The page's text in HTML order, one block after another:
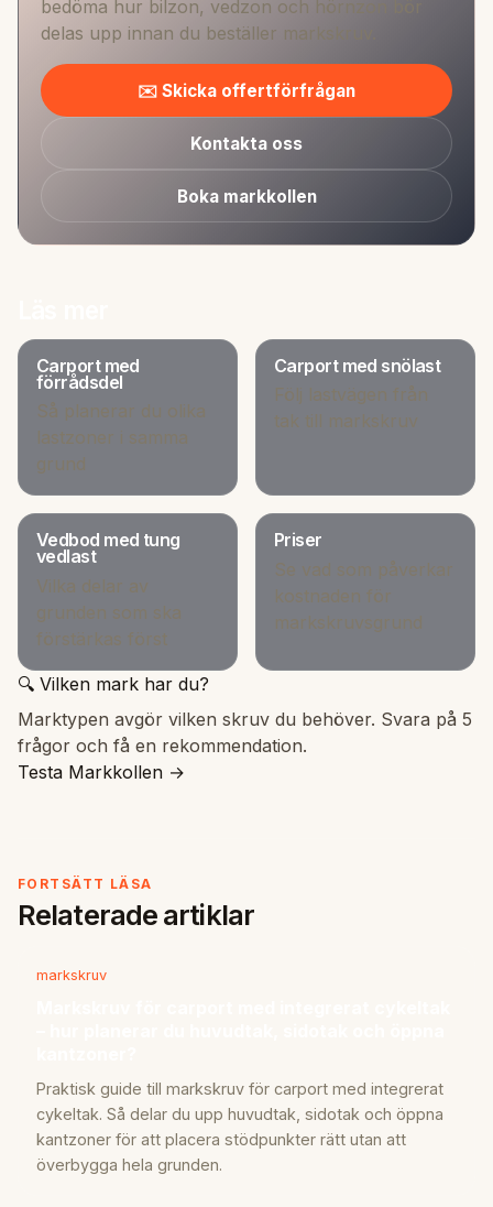
bedöma hur bilzon, vedzon och hörnzon bör
delas upp innan du beställer markskruv.
✉️ Skicka offertförfrågan
Kontakta oss
Boka markkollen
Carport med
förrådsdel
Så planerar du olika
lastzoner i samma
grund
Carport med snölast
Följ lastvägen från
tak till markskruv
Vedbod med tung
vedlast
Vilka delar av
grunden som ska
förstärkas först
Priser
Se vad som påverkar
kostnaden för
markskruvsgrund
🔍 Vilken mark har du?
Marktypen avgör vilken skruv du behöver. Svara på 5
frågor och få en rekommendation.
Testa Markkollen →
FORTSÄTT LÄSA
Relaterade artiklar
markskruv
Praktisk guide till markskruv för carport med integrerat
cykeltak. Så delar du upp huvudtak, sidotak och öppna
kantzoner för att placera stödpunkter rätt utan att
överbygga hela grunden.